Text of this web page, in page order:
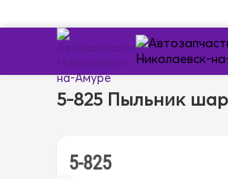
5-825 Пыльник
5-825